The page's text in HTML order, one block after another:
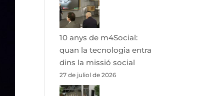
10 anys de m4Social:
quan la tecnologia entra
dins la missió social
27 de juliol de 2026